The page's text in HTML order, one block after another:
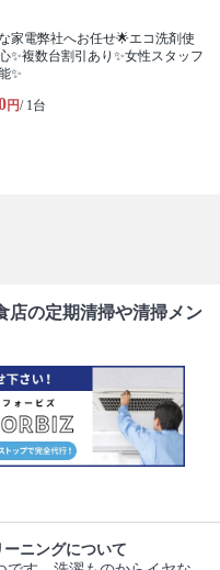
家電弊社へお任せ🌟エコ洗剤使
✨複数台割引あり✨女性スタッフ
✨
円/ 1台
店の定期清掃や清掃メン
ニングについて